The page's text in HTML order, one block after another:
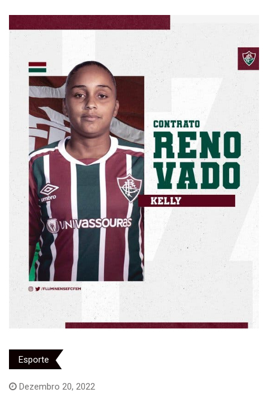
Esporte
Dezembro 20, 2022